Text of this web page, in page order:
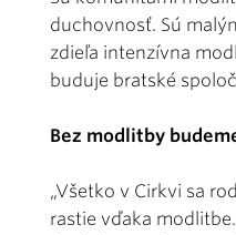
duchovnosť. Sú
zdieľa intenzívna
buduje bratské
Bez modlitby
„Všetko v Cirkvi sa
rastie vďaka